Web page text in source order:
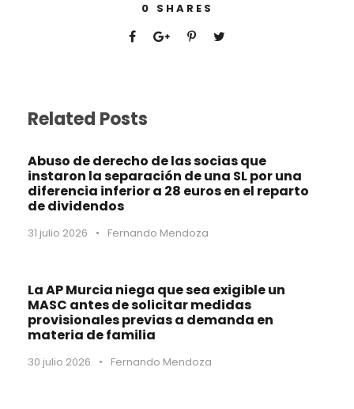
0 SHARES
Related Posts
Abuso de derecho de las socias que
instaron la separación de una SL por una
diferencia inferior a 28 euros en el reparto
de dividendos
31 julio 2026 • Fernando Mendoza
La AP Murcia niega que sea exigible un
MASC antes de solicitar medidas
provisionales previas a demanda en
materia de familia
30 julio 2026 • Fernando Mendoza